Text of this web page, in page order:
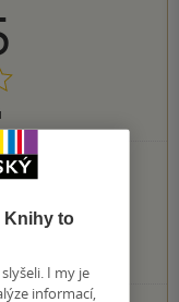
Knihy to
I my je
informací,